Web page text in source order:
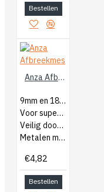
Bestellen
Anza Afbreekmes
9mm en 18mm
Voor superstrak snijden
Veilig door de mes-blokkering
Metalen mesgeleiding
€4,82
Bestellen